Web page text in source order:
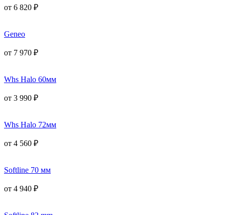
от 6 820 ₽
Geneo
от 7 970 ₽
Whs Halo 60мм
от 3 990 ₽
Whs Halo 72мм
от 4 560 ₽
Softline 70 мм
от 4 940 ₽